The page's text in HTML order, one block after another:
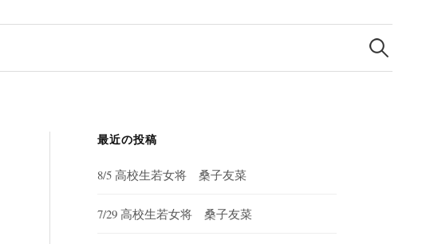
検
索:
最近の投稿
8/5 高校生若女将 桑子友菜
7/29 高校生若女将 桑子友菜